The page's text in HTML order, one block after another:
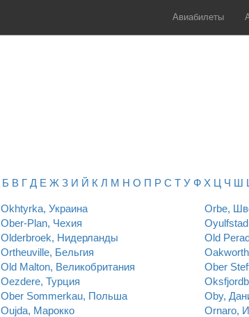
Авиабилеты
Б В Г Д Е Ж З И Й К Л М Н О П Р С Т У Ф Х Ц Ч Ш
Okhtyrka, Украина
Orbe,
Ober-Plan, Чехия
Olderbroek, Нидерланды
Old
Ortheuville, Бельгия
Old Malton, Великобритания
Ober
Oezdere, Турция
Ober Sommerkau, Польша
Oby,
Oujda, Марокко
Ornaro,